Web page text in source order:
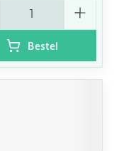
Bestel